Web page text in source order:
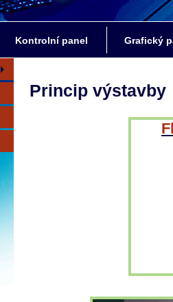
Princip výstavby
Kontrolní panel Grafický